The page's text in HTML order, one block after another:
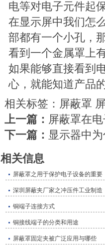
电等对电子元件起
在显示屏中我们怎
部都有一个小孔，
看到一个金属罩上
如果能够直接看到
心，就能知道产品
相关标签： 屏蔽罩
上一篇： 屏蔽罩在
下一篇： 显示器中
相关信息
屏蔽罩之用于保护电子设备的重要
深圳屏蔽夹厂家之冲压件工业制造
铜端子连接方式
铜接线端子的分类和用途
​屏蔽罩固定夹被广泛应用与哪些